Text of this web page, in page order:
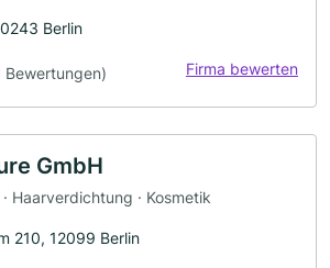
Berlin
Bewertungen) Firma bewerten
GmbH
Haarverdichtung · Kosmetik
210, 12099 Berlin